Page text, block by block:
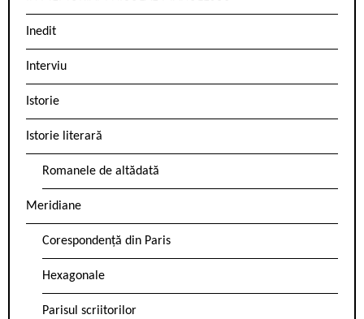
Inedit
Interviu
Istorie
Istorie literară
Romanele de altădată
Meridiane
Corespondență din Paris
Hexagonale
Parisul scriitorilor